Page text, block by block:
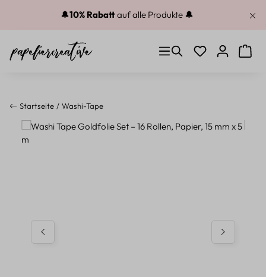
Zum Hauptinhalt springen
🔔10% Rabattauf alle Produkte 🔔
Du hast 0
Startseite Washi-Tape
Bildergalerie überspringen